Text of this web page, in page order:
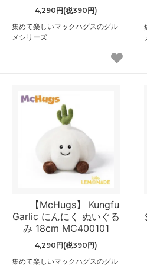
4,290円(税390円)
集めて楽しいマックハグスのグル
メシリーズ
【McHugs】 Kungfu
Garlic にんにく ぬいぐる
み 18cm MC400101
4,290円(税390円)
集めて楽しいマックハグスのグル